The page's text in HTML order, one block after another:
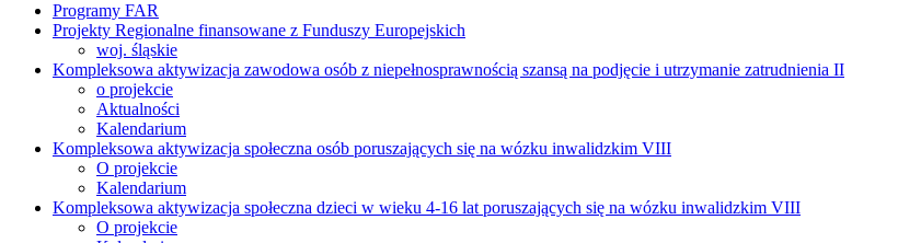
Programy FAR
Projekty Regionalne finansowane z Funduszy Europejskich
woj. śląskie
Kompleksowa aktywizacja zawodowa osób z niepełnosprawnością szansą na podjęcie i utrzymanie zatrudnienia II
o projekcie
Aktualności
Kalendarium
Kompleksowa aktywizacja społeczna osób poruszających się na wózku inwalidzkim VIII
O projekcie
Kalendarium
Kompleksowa aktywizacja społeczna dzieci w wieku 4-16 lat poruszających się na wózku inwalidzkim VIII
O projekcie